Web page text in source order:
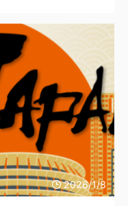
2026/1/8